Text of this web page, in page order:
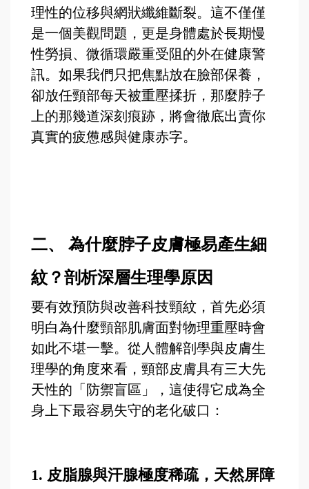
理性的位移與網狀纖維斷裂。這不僅僅
是一個美觀問題，更是身體處於長期慢
性勞損、微循環嚴重受阻的外在健康警
訊。如果我們只把焦點放在臉部保養，
卻放任頸部每天被重壓揉折，那麼脖子
上的那幾道深刻痕跡，將會徹底出賣你
真實的疲憊感與健康赤字。
二、 為什麼脖子皮膚極易產生細
紋？剖析深層生理學原因
要有效預防與改善科技頸紋，首先必須
明白為什麼頸部肌膚面對物理重壓時會
如此不堪一擊。從人體解剖學與皮膚生
理學的角度來看，頸部皮膚具有三大先
天性的「防禦盲區」，這使得它成為全
身上下最容易失守的老化破口：
1. 皮脂腺與汗腺極度稀疏，天然屏障